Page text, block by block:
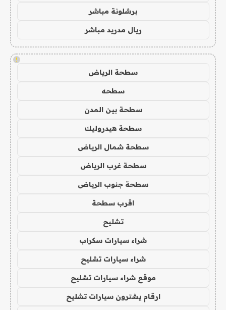
برشلونة مباشر
ريال مدريد مباشر
!
سطحة الرياض
سطحه
سطحة بين المدن
سطحة هيدروليك
سطحة شمال الرياض
سطحة غرب الرياض
سطحة جنوب الرياض
اقرب سطحة
تشليح
شراء سيارات سكراب
شراء سيارات تشليح
موقع شراء سيارات تشليح
ارقام يشترون سيارات تشليح